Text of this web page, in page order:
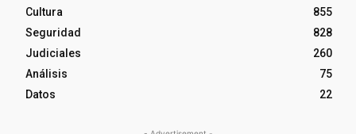
Cultura
855
Seguridad
828
Judiciales
260
Análisis
75
Datos
22